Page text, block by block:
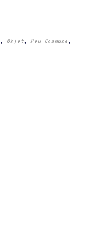
, Objet, Peu Commune ,